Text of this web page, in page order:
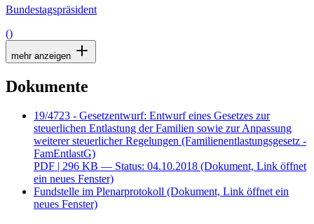
Bundestagspräsident
()
mehr anzeigen
Dokumente
19/4723 - Gesetzentwurf: Entwurf eines Gesetzes zur
steuerlichen Entlastung der Familien sowie zur Anpassung
weiterer steuerlicher Regelungen (Familienentlastungsgesetz -
FamEntlastG)
PDF | 296 KB — Status: 04.10.2018 (Dokument, Link öffnet
ein neues Fenster)
Fundstelle im Plenarprotokoll (Dokument, Link öffnet ein
neues Fenster)